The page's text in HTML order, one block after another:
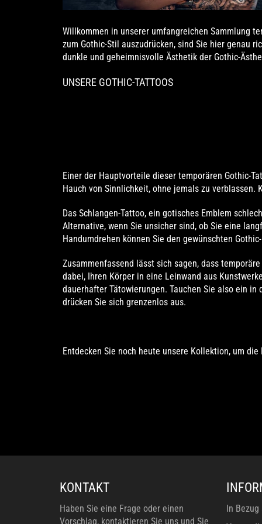
Willkommen in unserer umfangreichen Sammlung
zum Gothic-Stil auszudrücken, sind Sie hier genau
dunkle und geheimnisvolle Ästhetik der Gothic-
UNSERE GOTHIC-TATTOOS
Einer der Hauptvorteile dieser temporären Gothic-
Hauch von Sinnlichkeit, ohne jemals zu
Das Schlangen-Tattoo, ein gotisches Emblem
Alternative, wenn Sie unsicher sind, ob Sie eine
Handumdrehen können Sie den gewünschten
Zusammenfassend lässt sich sagen, dass
dabei, Ihren Körper in eine Leinwand aus
dauerhafter Tätowierungen. Tauchen Sie also ein in
drücken Sie sich grenzenlos aus.
Entdecken Sie noch heute unsere Kollektion, um
KONTAKT
Haben Sie eine Frage oder einen
Vorschlag, kontaktieren Sie uns und Sie
In